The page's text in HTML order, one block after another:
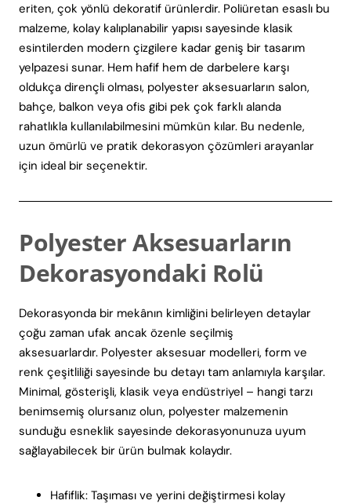
eriten, çok yönlü dekoratif ürünlerdir. Poliüretan esaslı bu
malzeme, kolay kalıplanabilir yapısı sayesinde klasik
esintilerden modern çizgilere kadar geniş bir tasarım
yelpazesi sunar. Hem hafif hem de darbelere karşı
oldukça dirençli olması, polyester aksesuarların salon,
bahçe, balkon veya ofis gibi pek çok farklı alanda
rahatlıkla kullanılabilmesini mümkün kılar. Bu nedenle,
uzun ömürlü ve pratik dekorasyon çözümleri arayanlar
için ideal bir seçenektir.
Polyester Aksesuarların
Dekorasyondaki Rolü
Dekorasyonda bir mekânın kimliğini belirleyen detaylar
çoğu zaman ufak ancak özenle seçilmiş
aksesuarlardır. Polyester aksesuar modelleri, form ve
renk çeşitliliği sayesinde bu detayı tam anlamıyla karşılar.
Minimal, gösterişli, klasik veya endüstriyel – hangi tarzı
benimsemiş olursanız olun, polyester malzemenin
sunduğu esneklik sayesinde dekorasyonunuza uyum
sağlayabilecek bir ürün bulmak kolaydır.
Hafiflik: Taşıması ve yerini değiştirmesi kolay